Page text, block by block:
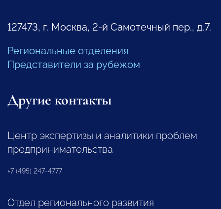
127473, г. Москва, 2-й Самотечный пер., д.7.
Региональные отделения
Представители за рубежом
Другие контакты
Центр экспертизы и аналитики проблем
предпринимательства
+7 (495) 247-4777
Отдел регионального развития